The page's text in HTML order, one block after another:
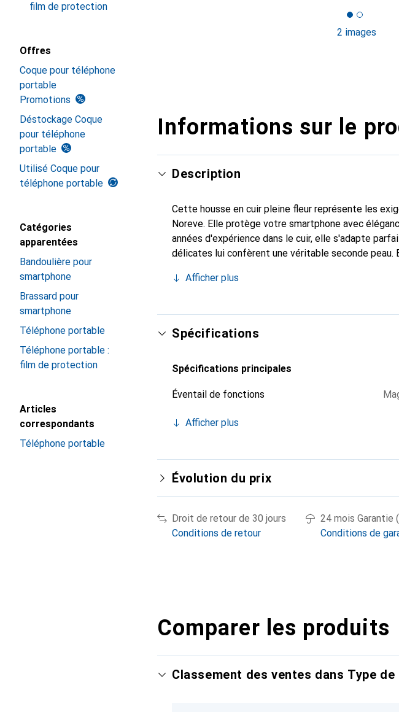
film de protection
Offres
Coque pour téléphone
portable
Promotions
Déstockage Coque
pour téléphone
portable
Utilisé Coque pour
téléphone portable
Catégories
apparentées
Bandoulière pour
smartphone
Brassard pour
smartphone
Téléphone portable
Téléphone portable :
film de protection
Articles
correspondants
Téléphone portable
2 images
Informations sur le
Description
Cette housse en cuir pleine fleur représente les
Noreve. Elle protège votre smartphone avec
années d'expérience dans le cuir, elle s'adapte
délicates lui confèrent une véritable seconde
un choix fiable pour une clientèle exigeante.
Afficher plus
Spécifications
Spécifications principales
Éventail de fonctions
Afficher plus
Évolution du prix
Droit de retour de 30 jours
Conditions de retour
24 mois Garantie
Conditions de
Comparer les produits
Classement des ventes dans Type